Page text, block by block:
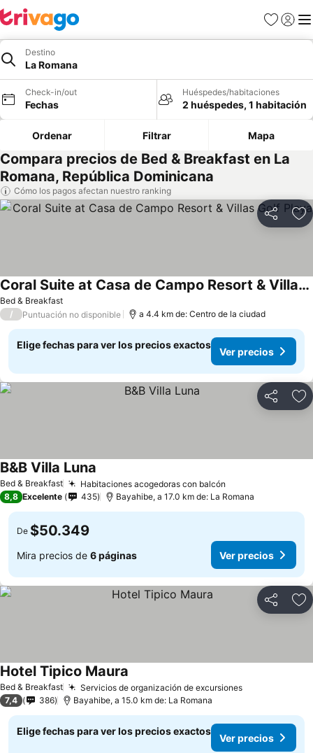
Favoritos
Iniciar
Destino
La Romana
Check-in/out
Fechas
Huéspedes/habitaciones
2 huéspedes, 1 habitación
Ordenar Filtrar Mapa
Compara precios de Bed & Breakfast en La
Romana, República Dominicana
Cómo los pagos afectan nuestro ranking
Compartir
Bed & Breakfast
Coral Suite at Casa de Campo Resort & Villas Golf Playa
/ Puntuación no disponible a 4.4 km de: Centro de la ciudad
Elige fechas para ver los precios exactos
Ver precios
Compartir
Bed & Breakfast Habitaciones acogedoras con balcón
B&B Villa Luna
8,8 Excelente 435 Bayahibe, a 17.0 km de: La Romana
De $50.349
Mira precios de 6 páginas Ver precios
Compartir
Bed & Breakfast Servicios de organización de excursiones
Hotel Tipico Maura
7,4 386 Bayahibe, a 15.0 km de: La Romana
Elige fechas para ver los precios exactos
Ver precios